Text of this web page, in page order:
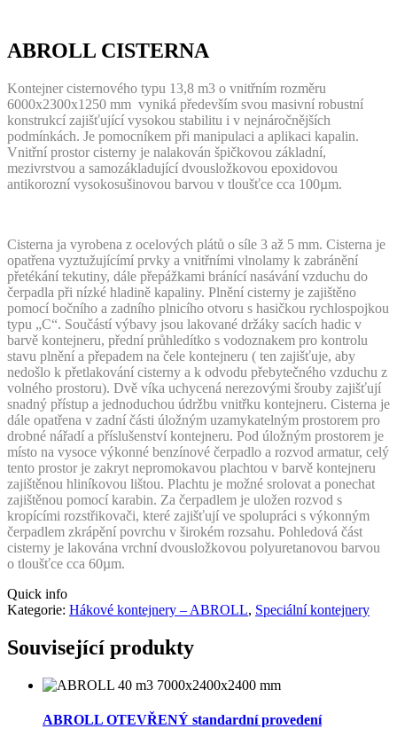
ABROLL CISTERNA
Kontejner cisternového typu 13,8 m3 o vnitřním rozměru
6000x2300x1250 mm vyniká především svou masivní robustní
konstrukcí zajišťující vysokou stabilitu i v nejnáročnějších
podmínkách. Je pomocníkem při manipulaci a aplikaci kapalin.
Vnitřní prostor cisterny je nalakován špičkovou základní,
mezivrstvou a samozákladující dvousložkovou epoxidovou
antikorozní vysokosušinovou barvou v tloušťce cca 100µm.
Cisterna ja vyrobena z ocelových plátů o síle 3 až 5 mm. Cisterna je
opatřena vyztužujícímí prvky a vnitřními vlnolamy k zabránění
přetékání tekutiny, dále přepážkami bránící nasávání vzduchu do
čerpadla při nízké hladině kapaliny. Plnění cisterny je zajištěno
pomocí bočního a zadního plnicího otvoru s hasičkou rychlospojkou
typu „C“. Součástí výbavy jsou lakované držáky sacích hadic v
barvě kontejneru, přední průhledítko s vodoznakem pro kontrolu
stavu plnění a přepadem na čele kontejneru ( ten zajišťuje, aby
nedošlo k přetlakování cisterny a k odvodu přebytečného vzduchu z
volného prostoru). Dvě víka uchycená nerezovými šrouby zajišťují
snadný přístup a jednoduchou údržbu vnitřku kontejneru. Cisterna je
dále opatřena v zadní části úložným uzamykatelným prostorem pro
drobné nářadí a příslušenství kontejneru. Pod úložným prostorem je
místo na vysoce výkonné benzínové čerpadlo a rozvod armatur, celý
tento prostor je zakryt nepromokavou plachtou v barvě kontejneru
zajištěnou hliníkovou lištou. Plachtu je možné srolovat a ponechat
zajištěnou pomocí karabin. Za čerpadlem je uložen rozvod s
kropícími rozstřikovači, které zajišťují ve spolupráci s výkonným
čerpadlem zkrápění povrchu v širokém rozsahu. Pohledová část
cisterny je lakována vrchní dvousložkovou polyuretanovou barvou
o tloušťce cca 60µm.
Quick info
Kategorie: Hákové kontejnery – ABROLL, Speciální kontejnery
Související produkty
ABROLL OTEVŘENÝ standardní provedení